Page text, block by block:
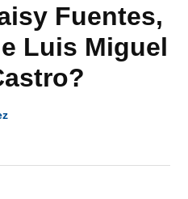
Fuentes,
Luis Miguel